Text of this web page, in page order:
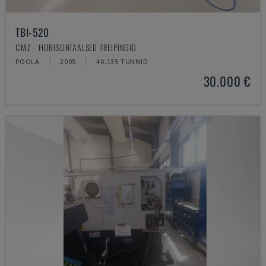
TBI-520
CMZ - HORISONTAALSED TREIPINGID
POOLA 2005 40.135 TUNNID
30.000 €